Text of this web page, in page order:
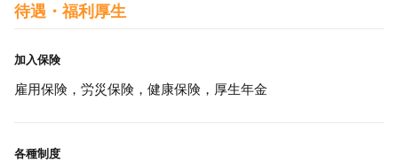
待遇・福利厚生
加入保険
雇用保険，労災保険，健康保険，厚生年金
各種制度